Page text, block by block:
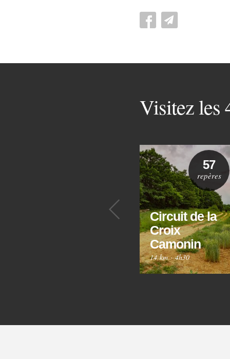
Visitez les
Précédent
Circuit de la
Croix
Camonin
14 km·4h30
57
repères